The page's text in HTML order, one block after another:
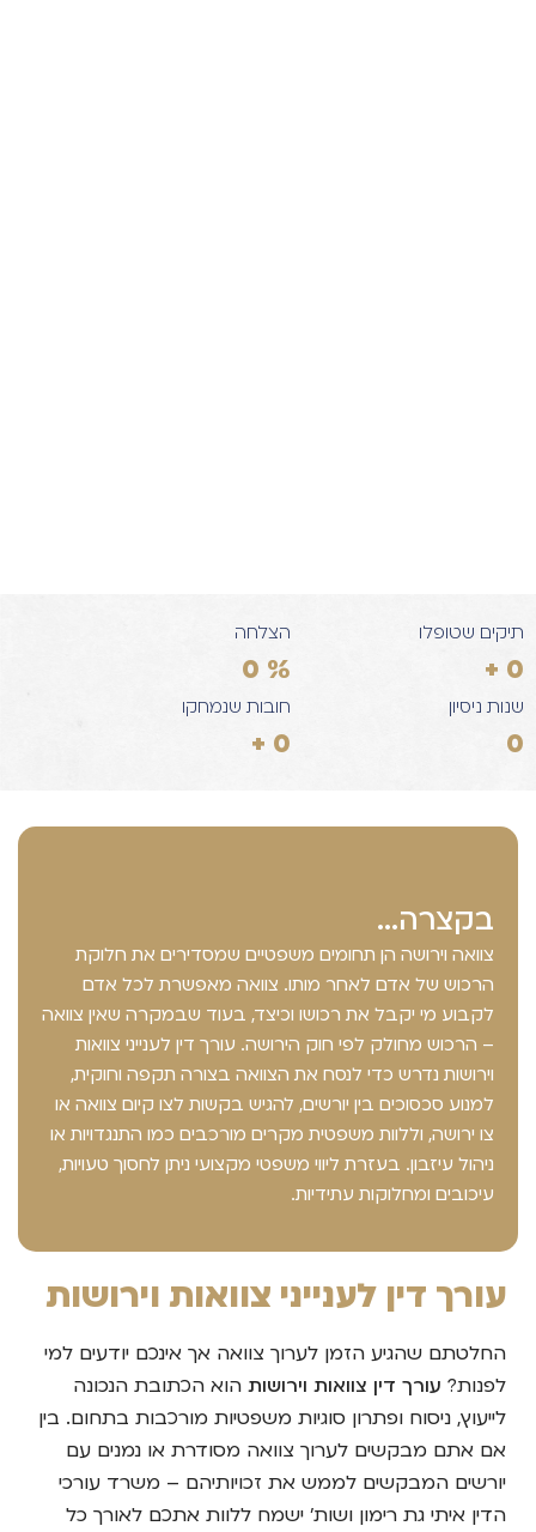
תיקים שטופלו
0
+
הצלחה
%
0
שנות ניסיון
0
חובות שנמחקו
0
+
בקצרה...
צוואה וירושה הן תחומים משפטיים שמסדירים את חלוקת
הרכוש של אדם לאחר מותו. צוואה מאפשרת לכל אדם
לקבוע מי יקבל את רכושו וכיצד, בעוד שבמקרה שאין צוואה
– הרכוש מחולק לפי חוק הירושה. עורך דין לענייני צוואות
וירושות נדרש כדי לנסח את הצוואה בצורה תקפה וחוקית,
למנוע סכסוכים בין יורשים, להגיש בקשות לצו קיום צוואה או
צו ירושה, וללוות משפטית מקרים מורכבים כמו התנגדויות או
ניהול עיזבון. בעזרת ליווי משפטי מקצועי ניתן לחסוך טעויות,
עיכובים ומחלוקות עתידיות.
עורך דין לענייני צוואות וירושות
החלטתם שהגיע הזמן לערוך צוואה אך אינכם יודעים למי
לפנות? עורך דין צוואות וירושות הוא הכתובת הנכונה
לייעוץ, ניסוח ופתרון סוגיות משפטיות מורכבות בתחום. בין
אם אתם מבקשים לערוך צוואה מסודרת או נמנים עם
יורשים המבקשים לממש את זכויותיהם – משרד עורכי
הדין איתי גת רימון ושות' ישמח ללוות אתכם לאורך כל